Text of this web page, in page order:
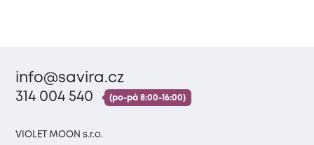
info@savira.cz
314 004 540
(po-pá 8:00-16:00)
VIOLET MOON s.r.o.